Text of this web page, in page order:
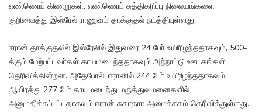
எண்ணெய் கிணறுகள், எண்ணெய் சுத்திகரிப்பு நிலையங்களை
குறிவைத்து இஸ்ரேல் ராணுவம் தாக்குதல் நடத்தியுள்ளது.
ஈரான் தாக்குதலில் இஸ்ரேலில் இதுவரை 24 போ் உயிரிழந்ததாகவும், 500-
க்கும் மேற்பட்டவா்கள் காயமடைந்ததாகவும் அந்நாட்டு ஊடகங்கள்
தெரிவிக்கின்றன. அதேபோல், ஈரானில் 244 போ் உயிரிழந்ததாகவும்,
ஆயிரத்து 277 போ் காயமடைந்து மருத்துவமனைகளில்
அனுமதிக்கப்பட்டதாகவும் ஈரான் சுகாதார அமைச்சகம் தெரிவித்துள்ளது.